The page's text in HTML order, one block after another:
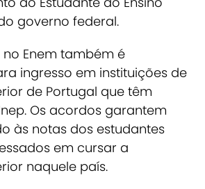
governo federal.
Enem também é
ingresso em instituições de
de Portugal que têm
Os acordos garantem
às notas dos estudantes
em cursar a
naquele país.